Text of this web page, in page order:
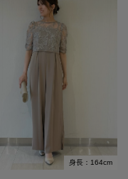
身長：164cm